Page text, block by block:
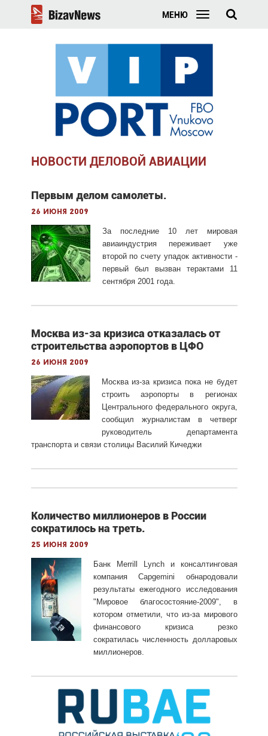
МЕНЮ
НОВОСТИ ДЕЛОВОЙ АВИАЦИИ
Первым делом самолеты.
26 июня 2009
За последние 10 лет мировая
авиаиндустрия переживает уже
второй по счету упадок активности -
первый был вызван терактами 11
сентября 2001 года.
Москва из-за кризиса отказалась от
строительства аэропортов в ЦФО
26 июня 2009
Москва из-за кризиса пока не будет
строить аэропорты в регионах
Центрального федерального округа,
сообщил журналистам в четверг
руководитель департамента
транспорта и связи столицы Василий Кичеджи
Количество миллионеров в России
сократилось на треть.
25 июня 2009
Банк Merrill Lynch и консалтинговая
компания Capgemini обнародовали
результаты ежегодного исследования
"Мировое благосостояние-2009", в
котором отметили, что из-за мирового
финансового кризиса резко
сократилась численность долларовых
миллионеров.